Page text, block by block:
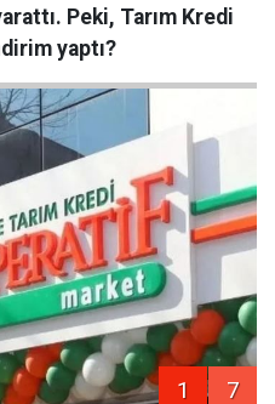
Peki, Tarım Kredi
yaptı?
1 7